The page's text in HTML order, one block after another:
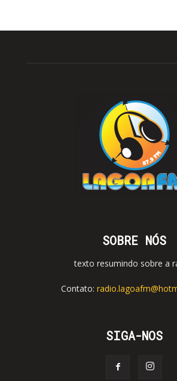
SOBRE NÓS
texto resumindo sobre a
Contato:
SIGA-NOS